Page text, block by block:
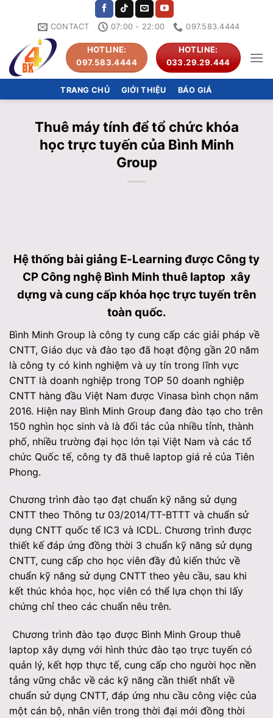
CONTACT 07:00 - 22:00 097.583.4444
HOTLINE:
097.583.4444
HOTLINE:
033.29.29.444
TRANG CHỦ GIỚI THIỆU BÁO GIÁ
Thuê máy tính để tổ chức khóa
học trực tuyến của Bình Minh
Group
Hệ thống bài giảng E-Learning được Công ty
CP Công nghệ Bình Minh thuê laptop xây
dựng và cung cấp khóa học trực tuyến trên
toàn quốc.
Bình Minh Group là công ty cung cấp các giải pháp về
CNTT, Giáo dục và đào tạo đã hoạt động gần 20 năm
là công ty có kinh nghiệm và uy tín trong lĩnh vực
CNTT là doanh nghiệp trong TOP 50 doanh nghiệp
CNTT hàng đầu Việt Nam được Vinasa bình chọn năm
2016. Hiện nay Bình Minh Group đang đào tạo cho trên
150 nghìn học sinh và là đối tác của nhiều tỉnh, thành
phố, nhiều trường đại học lớn tại Việt Nam và các tổ
chức Quốc tế, công ty đã thuê laptop giá rẻ của Tiên
Phong.
Chương trình đào tạo đạt chuẩn kỹ năng sử dụng
CNTT theo Thông tư 03/2014/TT-BTTT và chuẩn sử
dụng CNTT quốc tế IC3 và ICDL. Chương trình được
thiết kế đáp ứng đồng thời 3 chuẩn kỹ năng sử dụng
CNTT, cung cấp cho học viên đầy đủ kiến thức về
chuẩn kỹ năng sử dụng CNTT theo yêu cầu, sau khi
kết thúc khóa học, học viên có thể lựa chọn thi lấy
chứng chỉ theo các chuẩn nêu trên.
Chương trình đào tạo được Bình Minh Group thuê
laptop xây dựng với hình thức đào tạo trực tuyến có
quản lý, kết hợp thực tế, cung cấp cho người học nền
tảng vững chắc về các kỹ năng cần thiết nhất về
chuẩn sử dụng CNTT, đáp ứng nhu cầu công việc của
một cán bộ, nhân viên trong thời đại mới đồng thời